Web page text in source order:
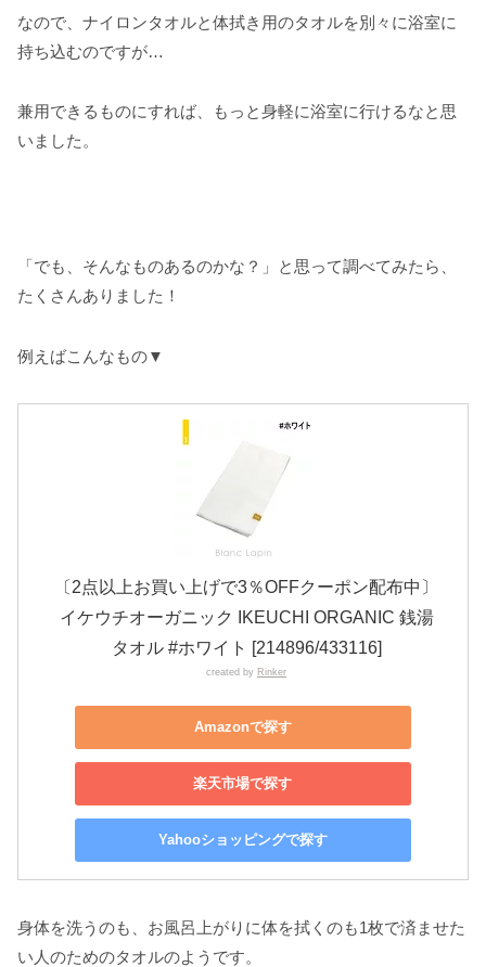
なので、ナイロンタオルと体拭き用のタオルを別々に浴室に
持ち込むのですが…
兼用できるものにすれば、もっと身軽に浴室に行けるなと思
いました。
「でも、そんなものあるのかな？」と思って調べてみたら、
たくさんありました！
例えばこんなもの▼
〔2点以上お買い上げで3％OFFクーポン配布中〕
イケウチオーガニック IKEUCHI ORGANIC 銭湯
タオル #ホワイト [214896/433116]
created by Rinker
Amazonで探す
楽天市場で探す
Yahooショッピングで探す
身体を洗うのも、お風呂上がりに体を拭くのも1枚で済ませた
い人のためのタオルのようです。